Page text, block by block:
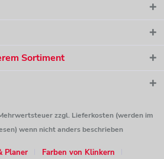
Sortiment
zzgl. Lieferkosten (werden im
wenn nicht anders beschrieben
Planer
Farben von Klinkern